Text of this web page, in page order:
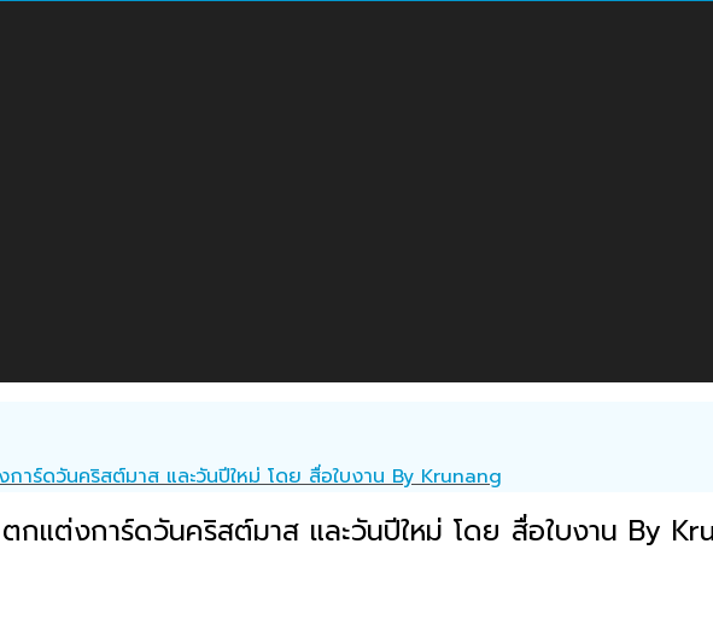
ร์ดวันคริสต์มาส และวันปีใหม่ โดย สื่อใบงาน By Krunang
แต่งการ์ดวันคริสต์มาส และวันปีใหม่ โดย สื่อใบงาน By